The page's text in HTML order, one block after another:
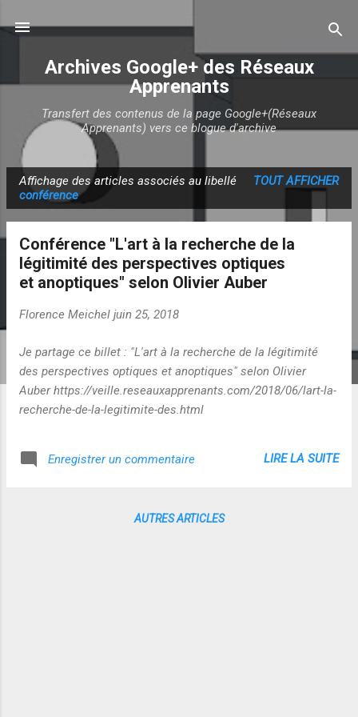
Archives Google+ des Réseaux
Apprenants
Transfert des contenus de la page Google+(Réseaux
Apprenants) vers ce blogue d'archive
r
Affichage des articles associés au libellé
conférence
TOUT AFFICHER
Conférence "L'art à la recherche de la
légitimité des perspectives optiques
et anoptiques" selon Olivier Auber
Florence Meichel juin 25, 2018
Je partage ce billet : "L'art à la recherche de la légitimité
des perspectives optiques et anoptiques" selon Olivier
Auber https://veille.reseauxapprenants.com/2018/06/lart-la-
recherche-de-la-legitimite-des.html
Enregistrer un commentaire LIRE LA SUITE
AUTRES ARTICLES